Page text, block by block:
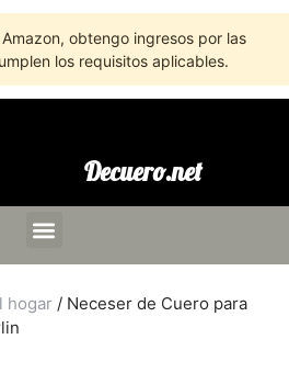
obtengo ingresos por las
los requisitos aplicables.
Decuero.net
hogar / Neceser de Cuero para